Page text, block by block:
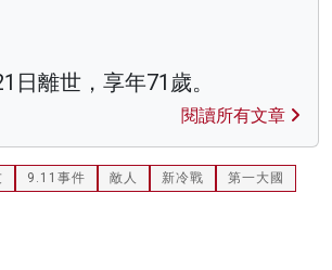
日離世，享年71歲。
閱讀所有文章
9.11事件 敵人 新冷戰
第一大國